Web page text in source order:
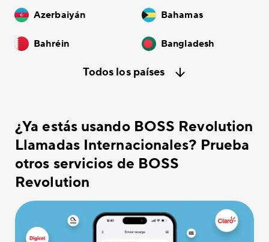
Azerbaiyán Bahamas
Bahréin Bangladesh
Todos los países
¿Ya estás usando BOSS Revolution
Llamadas Internacionales? Prueba
otros servicios de BOSS
Revolution